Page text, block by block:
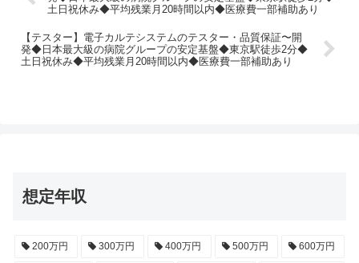
土日祝休み◆平均残業月20時間以内◆医療費一部補助あり
【テスター】電⼦カルテシステムのテスター・品質保証〜開
発◆日本最大級の病院グループの安定基盤◆東京駅徒歩2分◆
土日祝休み◆平均残業月20時間以内◆医療費一部補助あり
想定年収
200万円 300万円 400万円 500万円 600万円